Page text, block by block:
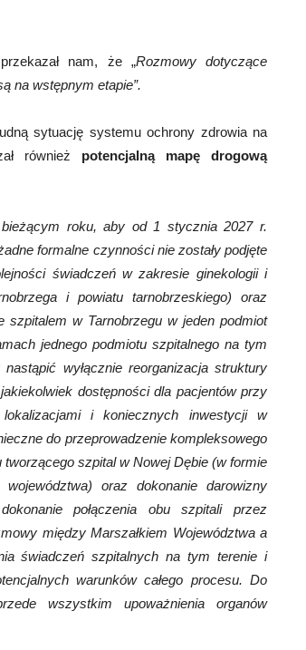
przekazał nam, że „Rozmowy dotyczące
na wstępnym etapie”.
sytuację systemu ochrony zdrowia na
również potencjalną mapę drogową
roku, aby od 1 stycznia 2027 r.
formalne czynności nie zostały podjęte
świadczeń w zakresie ginekologii i
i powiatu tarnobrzeskiego) oraz
szpitalem w Tarnobrzegu w jeden podmiot
jednego podmiotu szpitalnego na tym
wyłącznie reorganizacja struktury
dostępności dla pacjentów przy
i koniecznych inwestycji w
do przeprowadzenie kompleksowego
szpital w Nowej Dębie (w formie
oraz dokonanie darowizny
połączenia obu szpitali przez
między Marszałkiem Województwa a
świadczeń szpitalnych na tym terenie i
warunków całego procesu. Do
wszystkim upoważnienia organów